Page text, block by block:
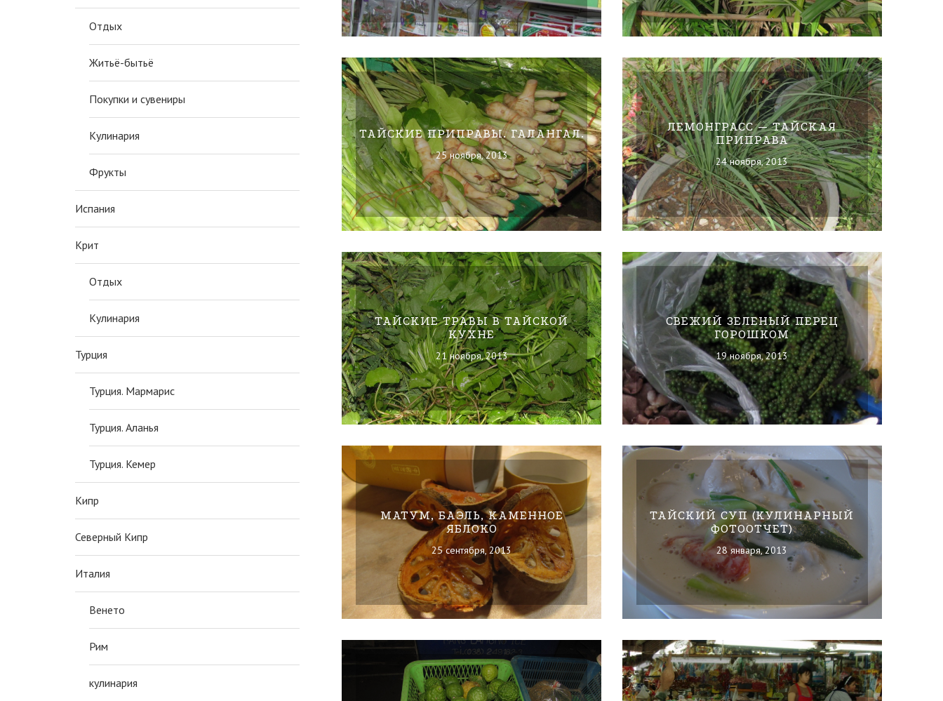
ТАЙСКИЕ ПРИПРАВЫ. ГАЛАНГАЛ.
25 ноября, 2013
ЛЕМОНГРАСС — ТАЙСКАЯ
ПРИПРАВА
24 ноября, 2013
ТАЙСКИЕ ТРАВЫ В ТАЙСКОЙ
КУХНЕ
21 ноября, 2013
СВЕЖИЙ ЗЕЛЕНЫЙ ПЕРЕЦ
ГОРОШКОМ
19 ноября, 2013
МАТУМ, БАЭЛЬ, КАМЕННОЕ
ЯБЛОКО
25 сентября, 2013
ТАЙСКИЙ СУП (КУЛИНАРНЫЙ
ФОТООТЧЕТ)
28 января, 2013
Отдых
Житьё-бытьё
Покупки и сувениры
Кулинария
Фрукты
Испания
Крит
Отдых
Кулинария
Турция
Турция. Мармарис
Турция. Аланья
Турция. Кемер
Кипр
Северный Кипр
Италия
Венето
Рим
кулинария